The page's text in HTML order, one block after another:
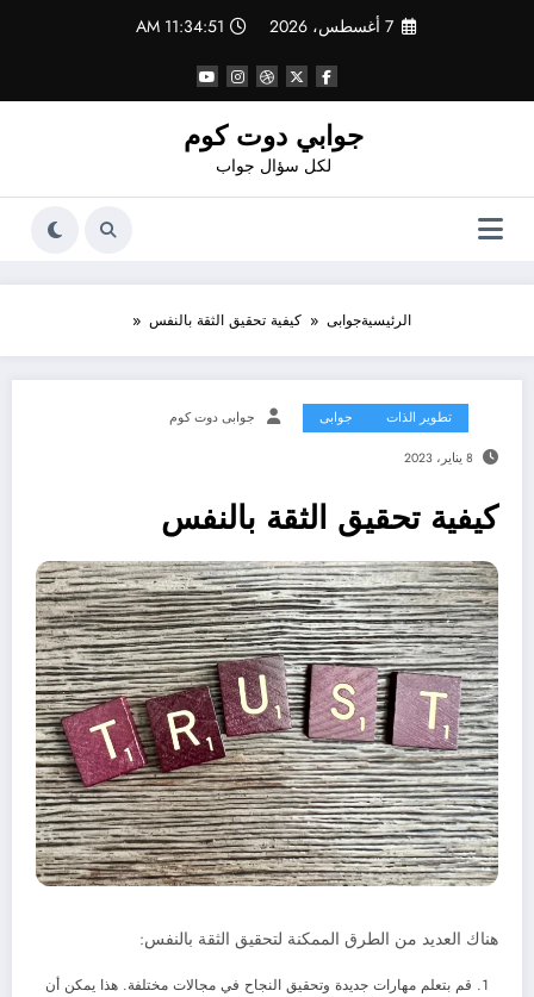
7 أغسطس، 2026 11:34:52 AM
جوابي دوت كوم
لكل سؤال جواب
الرئيسيةجوابى كيفية تحقيق الثقة بالنفس
تطوير الذات جوابى جوابى دوت كوم
8 يناير، 2023
كيفية تحقيق الثقة بالنفس
هناك العديد من الطرق الممكنة لتحقيق الثقة بالنفس:
قم بتعلم مهارات جديدة وتحقيق النجاح في مجالات مختلفة. هذا يمكن أن